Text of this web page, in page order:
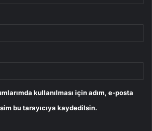
kullanılması için adım, e-posta
bu tarayıcıya kaydedilsin.